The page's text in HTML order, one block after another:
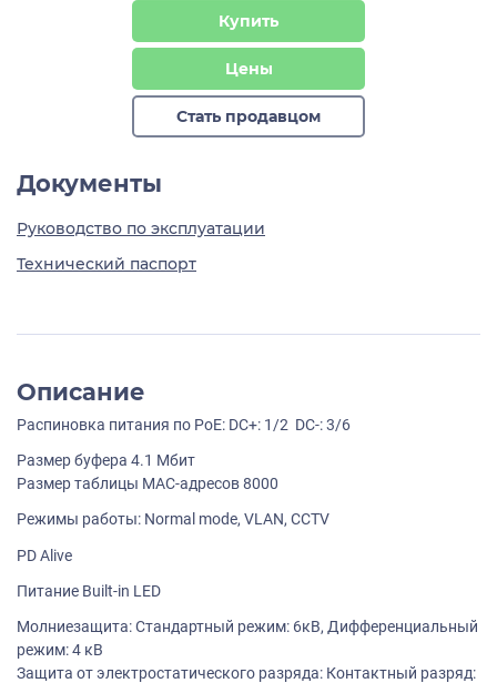
Купить
Цены
Стать продавцом
Документы
Руководство по эксплуатации
Технический паспорт
Описание
Распиновка питания по PoE: DC+: 1/2 DC-: 3/6
Размер буфера 4.1 Мбит
Размер таблицы MAC-адресов 8000
Режимы работы: Normal mode, VLAN, CCTV
PD Alive
Питание Built-in LED
Молниезащита: Стандартный режим: 6кВ, Дифференциальный
режим: 4 кВ
Защита от электростатического разряда: Контактный разряд: